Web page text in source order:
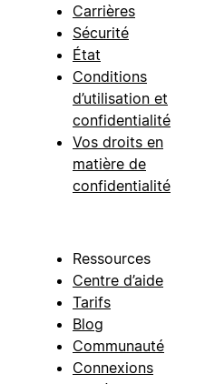
Carrières
Sécurité
État
Conditions
d’utilisation et
confidentialité
Vos droits en
matière de
confidentialité
Ressources
Centre d’aide
Tarifs
Blog
Communauté
Connexions